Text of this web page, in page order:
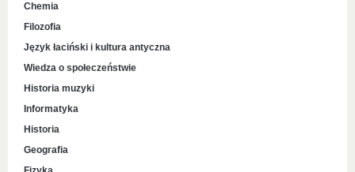
Chemia
Filozofia
Język łaciński i kultura antyczna
Wiedza o społeczeństwie
Historia muzyki
Informatyka
Historia
Geografia